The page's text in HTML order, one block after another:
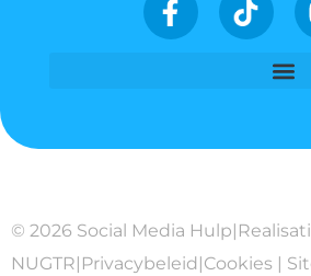
© 2026 Social Media Hulp
NUGTR Privacybeleid Cookies